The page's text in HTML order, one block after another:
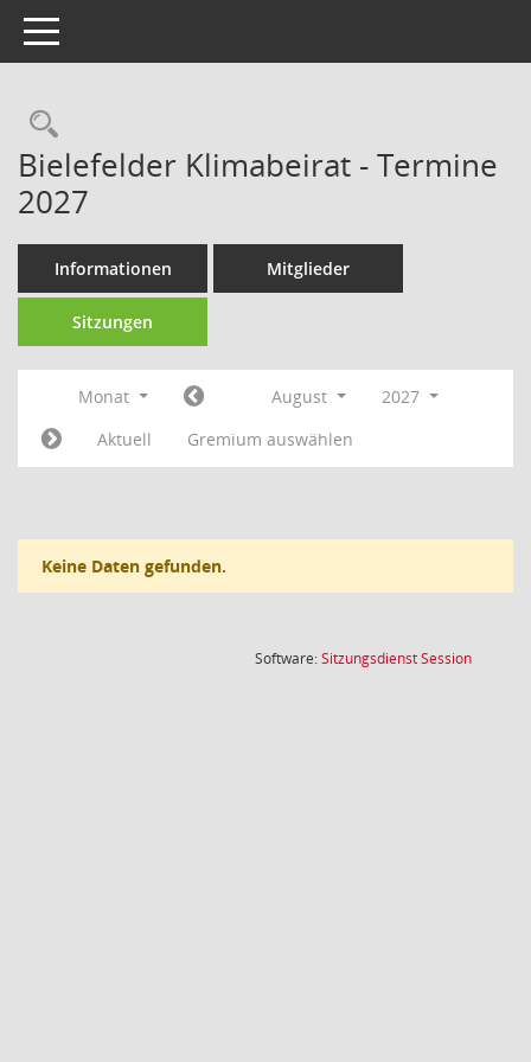
Toggle navigation
Rechercheauswahl
Bielefelder Klimabeirat - Termine
2027
Informationen Mitglieder
Sitzungen
Monat August
2027
Aktuell
Gremium auswählen
Keine Daten gefunden.
Software:SitzungsdienstSession(Wird in